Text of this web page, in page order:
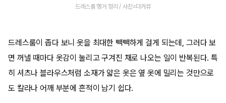
드레스룸 행거 정리 / 사진=더카뷰
드레스룸이 좁다 보니 옷을 최대한 빽빽하게 걸게 되는데, 그러다 보
면 꺼낼 때마다 옷감이 눌리고 구겨진 채로 나오는 일이 반복된다. 특
히 셔츠나 블라우스처럼 소재가 얇은 옷은 옆 옷에 밀리는 것만으로
도 칼라나 어깨 부분에 흔적이 남기 쉽다.